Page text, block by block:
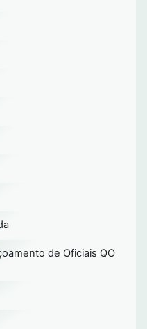
de Oficiais QO